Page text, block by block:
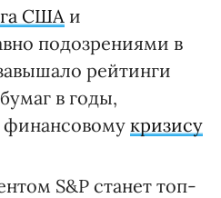
США и
подозрениями в
рейтинги
в годы,
кризису
S&P станет топ-